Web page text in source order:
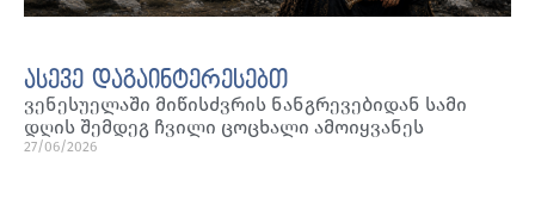
ასევე დაგაინტერესებთ
ვენესუელაში მიწისძვრის ნანგრევებიდან სამი
დღის შემდეგ ჩვილი ცოცხალი ამოიყვანეს
27/06/2026